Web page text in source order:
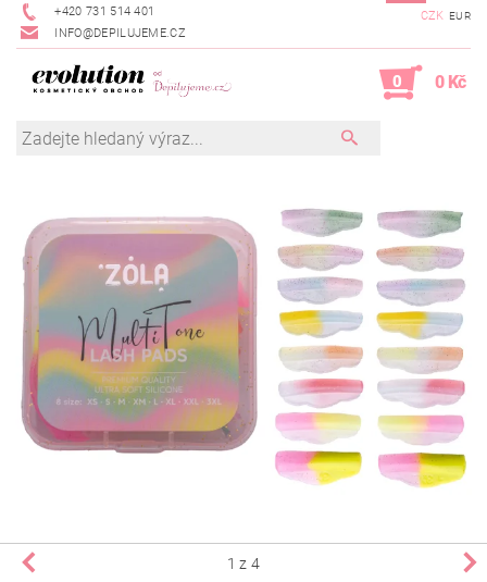
+420 731 514 401
INFO@DEPILUJEME.CZ
CZK EUR
0 0 Kč
1 z 4